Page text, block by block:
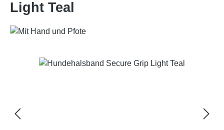
Light Teal
Bildergalerie überspringen